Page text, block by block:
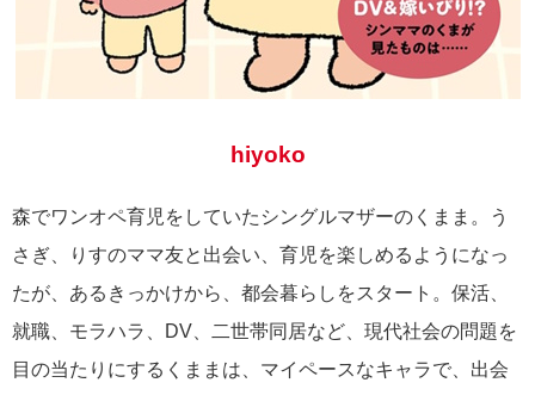
hiyoko
森でワンオペ育児をしていたシングルマザーのくまま。う
さぎ、りすのママ友と出会い、育児を楽しめるようになっ
たが、あるきっかけから、都会暮らしをスタート。保活、
就職、モラハラ、DV、二世帯同居など、現代社会の問題を
目の当たりにするくままは、マイペースなキャラで、出会